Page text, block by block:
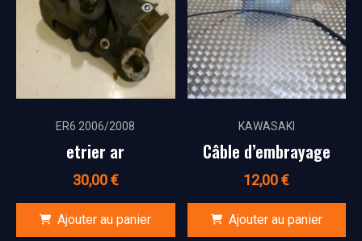
ER6 2006/2008
etrier ar
30,00€
Ajouter au panier
KAWASAKI
Câble d’embrayage
12,00€
Ajouter au panier